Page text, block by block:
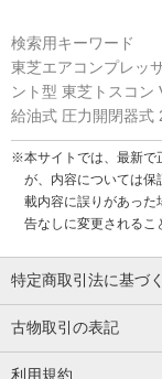
検索用キーワード
東芝エアコンプレッ
ント型 東芝トスコ
給油式 圧力開閉器式
※本サイトでは、最新で
が、内容については保
載内容に誤りがあった
告なしに変更されるこ
特定商取引法に基づ
古物取引の表記
利用規約